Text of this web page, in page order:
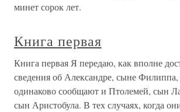
минет сорок лет.
Книга первая
Книга первая Я передаю, как вполне
сведения об Александре, сыне
одинаково сообщают и Птолемей, сын
сын Аристобула. В тех случаях, когда